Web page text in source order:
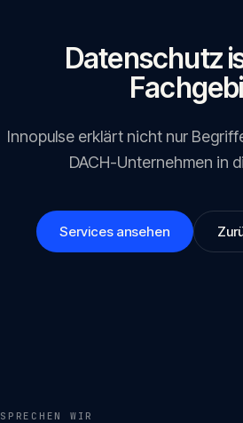
Datenschutz
Innopulse erklärt nicht nur
DACH-Unternehmen in
Services ansehen
SPRECHEN WIR